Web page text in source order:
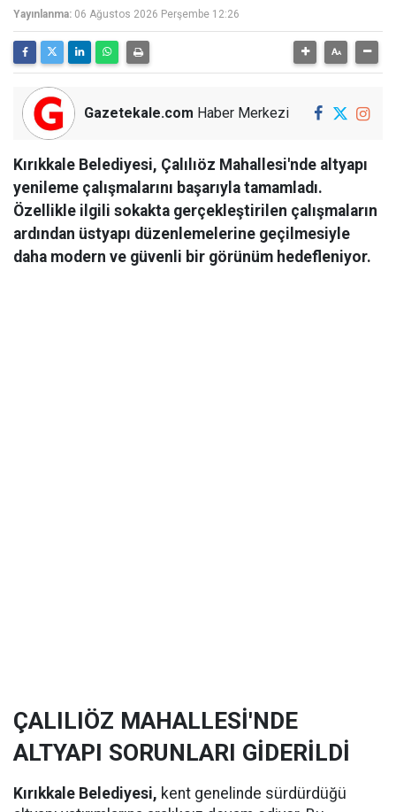
Yayınlanma: 06 Ağustos 2026 Perşembe 12:26
Gazetekale.com Haber Merkezi
Kırıkkale Belediyesi, Çalılıöz Mahallesi'nde altyapı
yenileme çalışmalarını başarıyla tamamladı.
Özellikle ilgili sokakta gerçekleştirilen çalışmaların
ardından üstyapı düzenlemelerine geçilmesiyle
daha modern ve güvenli bir görünüm hedefleniyor.
ÇALILIÖZ MAHALLESİ'NDE
ALTYAPI SORUNLARI GİDERİLDİ
Kırıkkale Belediyesi, kent genelinde sürdürdüğü